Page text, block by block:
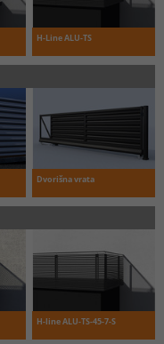
H-Line ALU-TS
Dvorišna vrata
H-line ALU-TS-45-7-S